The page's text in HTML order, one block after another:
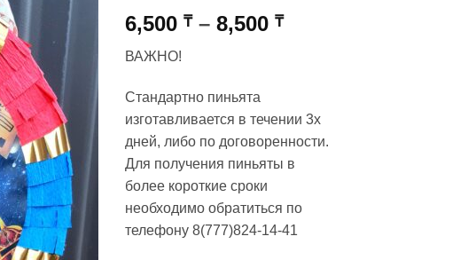
6,500 ₸ – 8,500 ₸Диапазон
8,500 ₸
ВАЖНО!
Стандартно пиньята
изготавливается в течении 3х
дней, либо по договоренности.
Для получения пиньяты в
более короткие сроки
необходимо обратиться по
телефону 8(777)824-14-41